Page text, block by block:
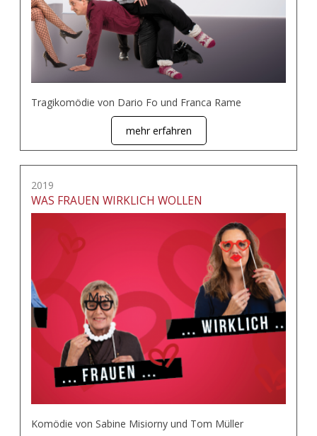
Tragikomödie von Dario Fo und Franca Rame
mehr erfahren
2019
WAS FRAUEN WIRKLICH WOLLEN
Komödie von Sabine Misiorny und Tom Müller